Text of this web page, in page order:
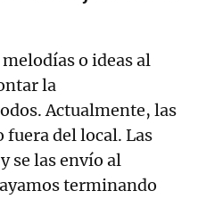
o ideas al
la
Actualmente, las
fuera del local. Las
se las envío al
terminando